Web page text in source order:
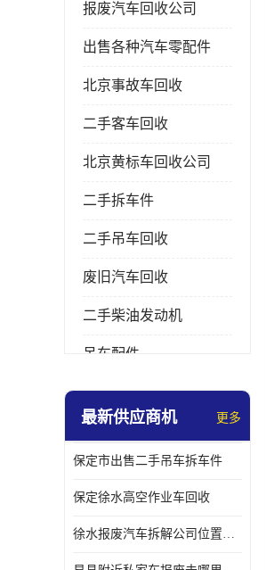
报废汽车回收公司
出售各种汽车零配件
北京事故车回收
二手客车回收
北京黄标车回收公司
二手拆车件
二手吊车回收
废旧汽车回收
二手柴油发动机
吊车配件
挖掘机拆车件
最新供应商机 更多
保定市出售二手吊车拆车件
保定徐水高空作业车回收
徐水报废汽车拆解公司位置，出售二手拆车件发动机